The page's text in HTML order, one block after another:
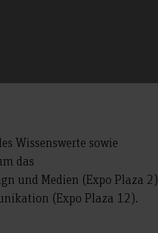
Wissenswerte sowie
das
und Medien (Expo Plaza 2)
(Expo Plaza 12).